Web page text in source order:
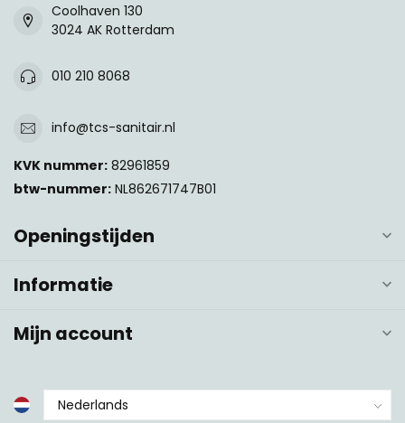
Coolhaven 130
3024 AK Rotterdam
010 210 8068
info@tcs-sanitair.nl
KVK nummer: 82961859
btw-nummer: NL862671747B01
Openingstijden
Informatie
Mijn account